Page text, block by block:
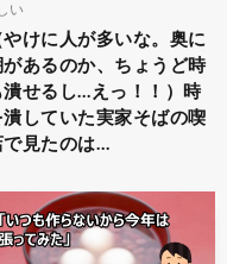
い
けに人が多いな。奥に
あるのか、ちょうど時
潰せるし…えっ！！）時
潰していた実家そばの喫
で見たのは…